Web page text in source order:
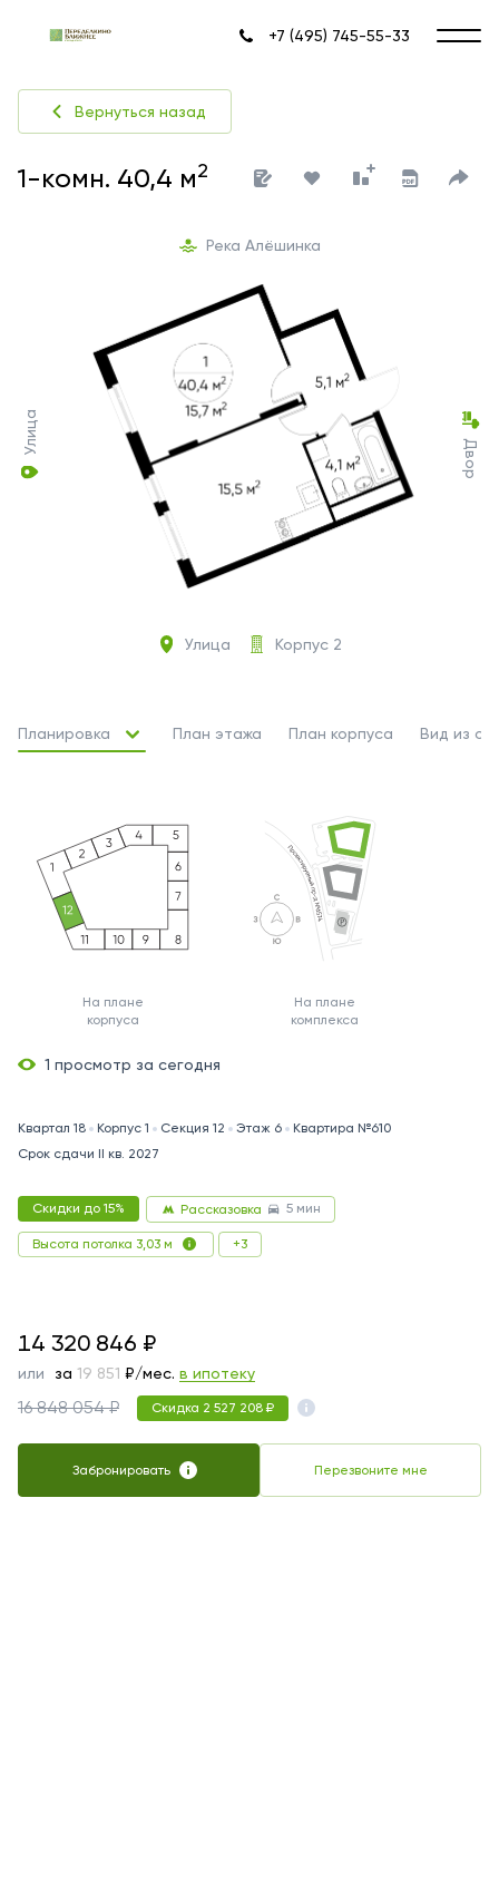
+7 (495) 745-55-33
Вернуться назад
1-комн. 40,4 м2
Улица
Двор
Улица Корпус 2
Река Алёшинка
Планировка План этажа План корпуса Вид из
На плане
корпуса
На плане
комплекса
1 просмотр за сегодня
Квартал 18 Корпус 1 Секция 12 Этаж 6
Квартира №610
Срок сдачи II кв. 2027
Скидки до 15% Рассказовка 5 мин
Высота потолка 3,03 м +3
14320846
14 320 846 ₽
или за 74 443₽/мес. в ипотеку
16 848 054 ₽ Скидка 2 527 208 ₽
Забронировать Перезвоните мне